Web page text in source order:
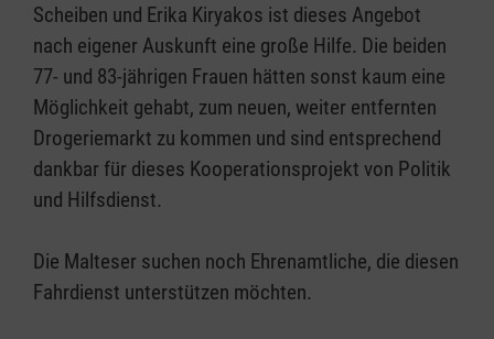
Scheiben und Erika Kiryakos ist dieses Angebot
nach eigener Auskunft eine große Hilfe. Die beiden
77- und 83-jährigen Frauen hätten sonst kaum eine
Möglichkeit gehabt, zum neuen, weiter entfernten
Drogeriemarkt zu kommen und sind entsprechend
dankbar für dieses Kooperationsprojekt von Politik
und Hilfsdienst.
Die Malteser suchen noch Ehrenamtliche, die diesen
Fahrdienst unterstützen möchten.